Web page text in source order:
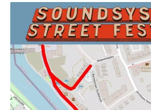
Zapamiętaj moje dane w tej
pisania kolejnych komentarzy.